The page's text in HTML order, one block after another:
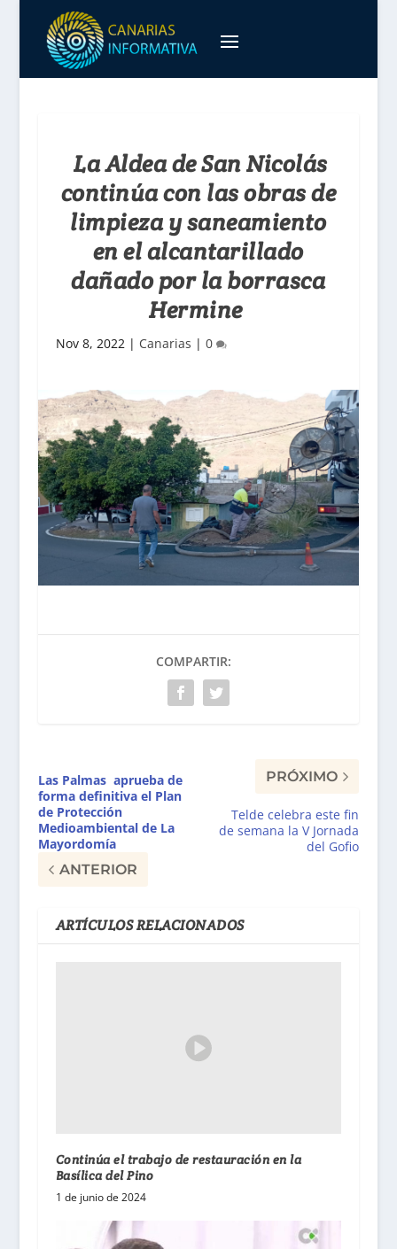
La Aldea de San Nicolás
continúa con las obras de
limpieza y saneamiento
en el alcantarillado
dañado por la borrasca
Hermine
Nov 8, 2022| Canarias | 0
COMPARTIR:
Las Palmas aprueba de
forma definitiva el Plan
de Protección
Medioambiental de La
Mayordomía
ANTERIOR
PRÓXIMO
Telde celebra este fin
de semana la V Jornada
del Gofio
ARTÍCULOS RELACIONADOS
Continúa el trabajo de restauración en la
Basílica del Pino
1 de junio de 2024